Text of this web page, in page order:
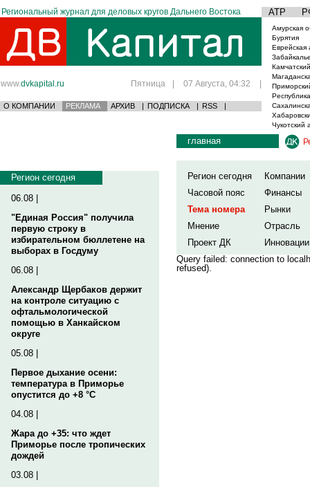
Региональный журнал для деловых кругов Дальнего Востока АТР
www.dvkapital.ru Пятница | 07 Августа, 04:32 |
О КОМПАНИИ РЕКЛАМА АРХИВ | ПОДПИСКА | RSS |
Амурская
Бурятия
Еврейская
Чукотский
Регион сегодня
06.08 |
"Единая Россия" получила
первую строку в
избирательном бюллетене на
выборах в Госдуму
06.08 |
Александр Щербаков держит
на контроле ситуацию с
офтальмологической
помощью в Ханкайском
округе
05.08 |
Первое дыхание осени:
температура в Приморье
опустится до +8 °C
04.08 |
Жара до +35: что ждет
Приморье после тропических
дождей
03.08 |
главная
Регион сегодня
Компании
Часовой пояс
Финансы
Тема номера
Рынки
Мнение
Отрасль
Проект ДК
Инновации
Query failed: connection to
refused).